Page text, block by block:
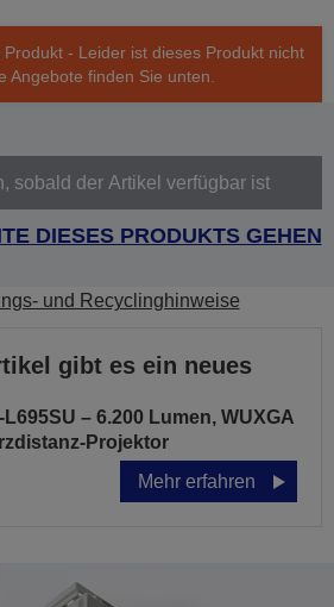
- Leider ist dieses Produkt nicht
Angebote finden Sie unten.
sobald der Artikel verfügbar ist
DIESES PRODUKTS GEHEN
und Recyclinghinweise
gibt es ein neues
L695SU – 6.200 Lumen, WUXGA
Projektor
Mehr erfahren